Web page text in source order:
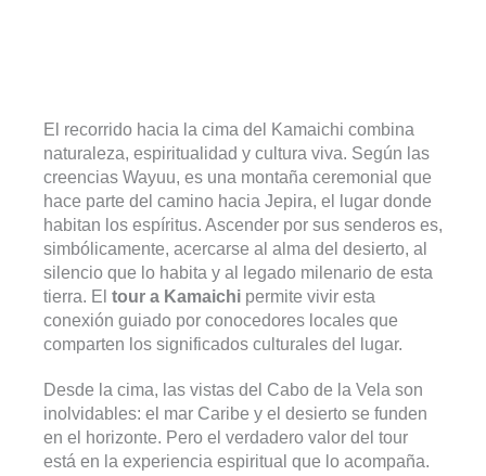
El recorrido hacia la cima del Kamaichi combina
naturaleza, espiritualidad y cultura viva. Según las
creencias Wayuu, es una montaña ceremonial que
hace parte del camino hacia Jepira, el lugar donde
habitan los espíritus. Ascender por sus senderos es,
simbólicamente, acercarse al alma del desierto, al
silencio que lo habita y al legado milenario de esta
tierra. El tour a Kamaichi permite vivir esta
conexión guiado por conocedores locales que
comparten los significados culturales del lugar.
Desde la cima, las vistas del Cabo de la Vela son
inolvidables: el mar Caribe y el desierto se funden
en el horizonte. Pero el verdadero valor del tour
está en la experiencia espiritual que lo acompaña.